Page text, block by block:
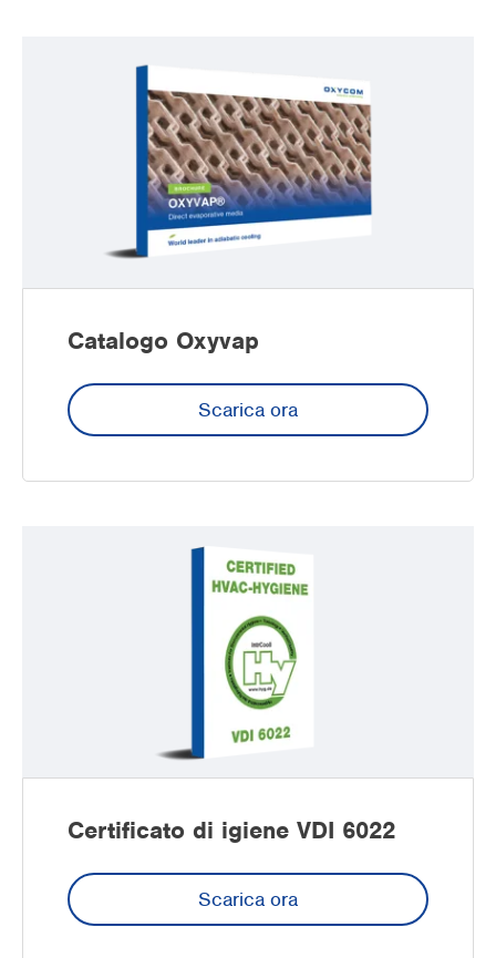
Catalogo Oxyvap
Scarica ora
Certificato di igiene VDI 6022
Scarica ora